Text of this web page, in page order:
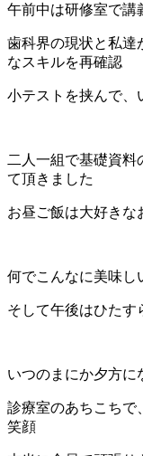
午前中は研修室で講
歯科界の現状と私達
なスキルを再確認
小テストを挟んで、
二人一組で基礎資料
て頂きました
お昼ご飯は大好きな
何でこんなに美味し
そして午後はひたす
いつのまにか夕方に
診療室のあちこちで
笑顔